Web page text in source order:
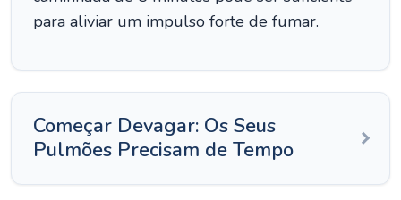
para aliviar um impulso forte de fumar.
Começar Devagar: Os Seus
Pulmões Precisam de Tempo